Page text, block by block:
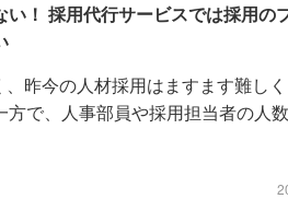
！ 採用代行サービスでは採用の
昨今の人材採用はますます難し
で、人事部員や採用担当者の人